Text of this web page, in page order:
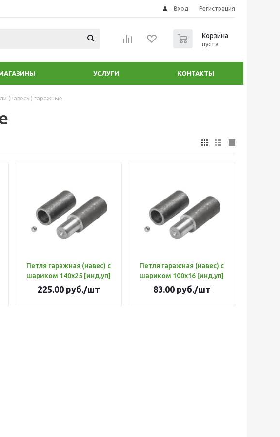
Вход Регистрация
Корзина
пуста
УСЛУГИ КОНТАКТЫ
(навесы) гаражные
Петля гаражная (навес) с
шариком 140х25 [инд.уп]
225.00руб./шт
Петля гаражная (навес) с
шариком 100х16 [инд.уп]
83.00руб./шт